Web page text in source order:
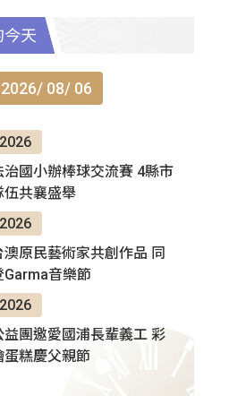
今天
2026/ 08/ 06
2026
治國小辦棒球交流賽 4縣市
伍共襄盛舉
2026
澳原民藝術家共創作品 同
Garma音樂節
2026
益團邀愛國浦長輩義工 彩
蛋糕慶父親節